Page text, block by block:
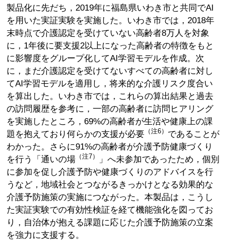
製品化に先だち，2019年に福島県いわき市と共同でAI
を用いた実証実験を実施した。いわき市では，2018年
末時点で介護認定を受けていない高齢者8万人を対象
に，1年後に要支援2以上になった高齢者の特徴をもと
に影響度をグループ化してAI学習モデルを作成。次
に，まだ介護認定を受けてないすべての高齢者に対し
てAI学習モデルを適用し，将来的な介護リスク度合い
を算出した。いわき市では，これらの算出結果と過去
の訪問履歴を参考に，一部の高齢者に訪問ヒアリング
を実施したところ，69%の高齢者が生活や健康上の課
題を抱えており何らかの支援が必要 （注6） であることが
わかった。さらに91%の高齢者が介護予防健康づくり
を行う「通いの場 （注7）
」へ未参加であったため，個別
に参加を促し介護予防や健康づくりのアドバイスを行
うなど，地域社会とつながるきっかけとなる効果的な
介護予防施策の実施につながった。本製品は，こうし
た実証実験での有効性検証を経て機能強化を図ってお
り，自治体が抱える課題に応じた介護予防施策の立案
を強力に支援する。